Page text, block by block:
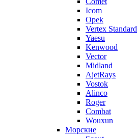
Icom
Opek
Vertex Standard
Yaesu
Kenwood
Vector
Midland
AjetRays
Vostok
Alinco
Roger
Combat
Wouxun
Морские